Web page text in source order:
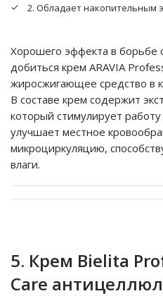
2. Обладает накопительным
Хорошего эффекта в борьбе
добиться крем ARAVIA
жиросжигающее средство в
В составе крем содержит
который стимулирует
улучшает местное
микроциркуляцию,
влаги.
5. Крем Bielita
Care